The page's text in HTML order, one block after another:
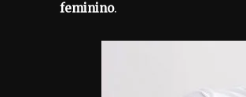
feminino.